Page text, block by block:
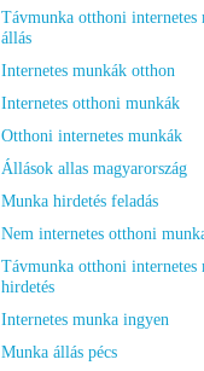
Távmunka otthoni internetes
állás
Internetes munkák otthon
Internetes otthoni munkák
Otthoni internetes munkák
Állások allas magyarország
Munka hirdetés feladás
Nem internetes otthoni
Távmunka otthoni internetes
hirdetés
Internetes munka ingyen
Munka állás pécs